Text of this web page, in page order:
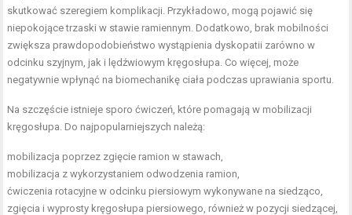
skutkować szeregiem komplikacji. Przykładowo, mogą pojawić się
niepokojące trzaski w stawie ramiennym. Dodatkowo, brak mobilności
zwiększa prawdopodobieństwo wystąpienia dyskopatii zarówno w
odcinku szyjnym, jak i lędźwiowym kręgosłupa. Co więcej, może
negatywnie wpłynąć na biomechanikę ciała podczas uprawiania sportu.
Na szczęście istnieje sporo ćwiczeń, które pomagają w mobilizacji
kręgosłupa. Do najpopularniejszych należą:
mobilizacja poprzez zgięcie ramion w stawach,
mobilizacja z wykorzystaniem odwodzenia ramion,
ćwiczenia rotacyjne w odcinku piersiowym wykonywane na siedząco,
zgięcia i wyprosty kręgosłupa piersiowego, również w pozycji siedzącej,